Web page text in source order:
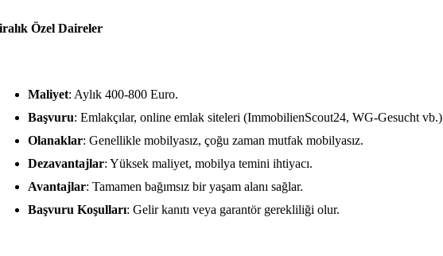
Özel Daireler
Maliyet: Aylık 400-800 Euro.
Başvuru: Emlakçılar, online emlak siteleri (ImmobilienScout24, WG-Gesucht vb.)
Olanaklar: Genellikle mobilyasız, çoğu zaman mutfak mobilyasız.
Dezavantajlar: Yüksek maliyet, mobilya temini ihtiyacı.
Avantajlar: Tamamen bağımsız bir yaşam alanı sağlar.
Başvuru Koşulları: Gelir kanıtı veya garantör gerekliliği olur.